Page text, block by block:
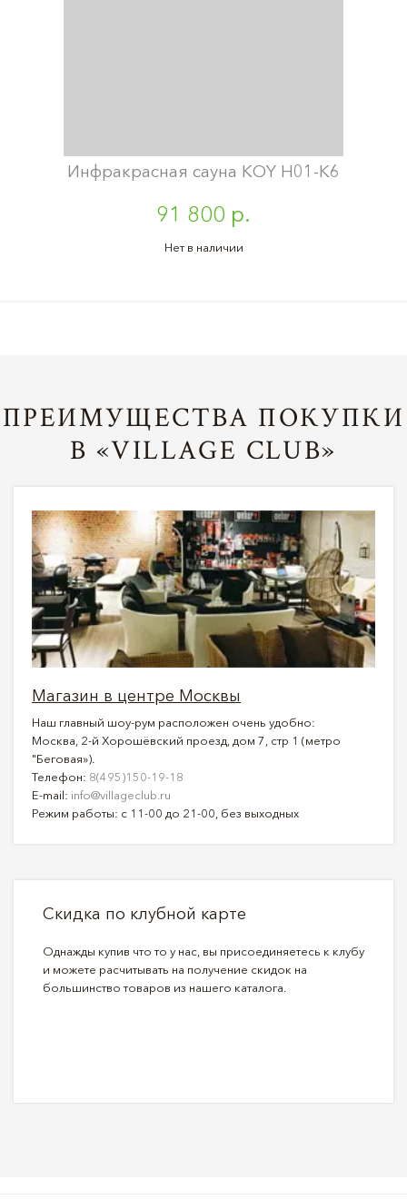
Инфракрасная сауна KOY H01-K6
91 800 р.
Нет в наличии
ПРЕИМУЩЕСТВА ПОКУПКИ
В «VILLAGE CLUB»
Магазин в центре Москвы
Наш главный шоу-рум расположен очень удобно:
Москва, 2-й Хорошёвский проезд, дом 7, стр 1 (метро
"Беговая»).
Телефон: 8(495)150-19-18
E-mail: info@villageclub.ru
Режим работы: с 11-00 до 21-00, без выходных
Скидка по клубной карте
Однажды купив что то у нас, вы присоединяетесь к клубу
и можете расчитывать на получение скидок на
большинство товаров из нашего каталога.